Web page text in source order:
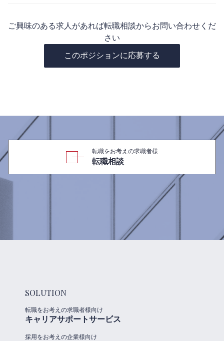
ご興味のある求人があれば転職相談からお問い合わせくだ
さい
このポジションに応募する
転職をお考えの求職者様
転職相談
SOLUTION
転職をお考えの求職者様向け
キャリアサポートサービス
採用をお考えの企業様向け